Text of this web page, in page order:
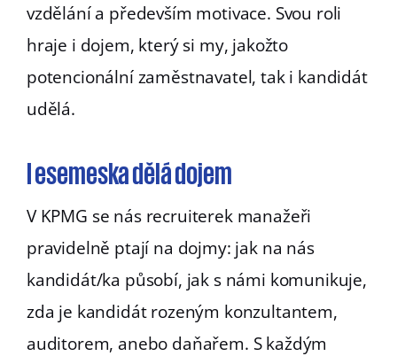
vzdělání a především motivace. Svou roli
hraje i dojem, který si my, jakožto
potencionální zaměstnavatel, tak i kandidát
udělá.
I esemeska dělá dojem
V KPMG se nás recruiterek manažeři
pravidelně ptají na dojmy: jak na nás
kandidát/ka působí, jak s námi komunikuje,
zda je kandidát rozeným konzultantem,
auditorem, anebo daňařem. S každým